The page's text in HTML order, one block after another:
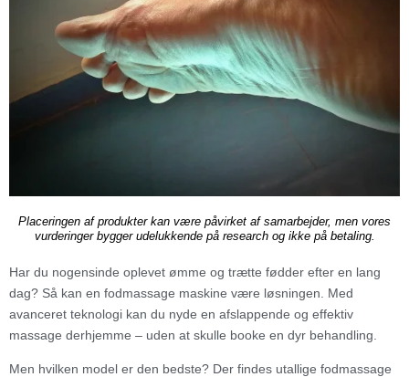
Placeringen af produkter kan være påvirket af samarbejder, men vores
vurderinger bygger udelukkende på research og ikke på betaling.
Har du nogensinde oplevet ømme og trætte fødder efter en lang
dag? Så kan en fodmassage maskine være løsningen. Med
avanceret teknologi kan du nyde en afslappende og effektiv
massage derhjemme – uden at skulle booke en dyr behandling.
Men hvilken model er den bedste? Der findes utallige fodmassage